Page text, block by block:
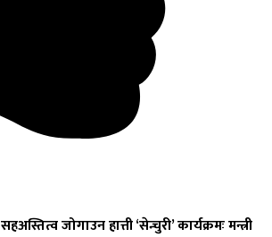
सहअस्तित्व जोगाउन हात्ती ‘सेन्चुरी’ कार्यक्रमः मन्त्री